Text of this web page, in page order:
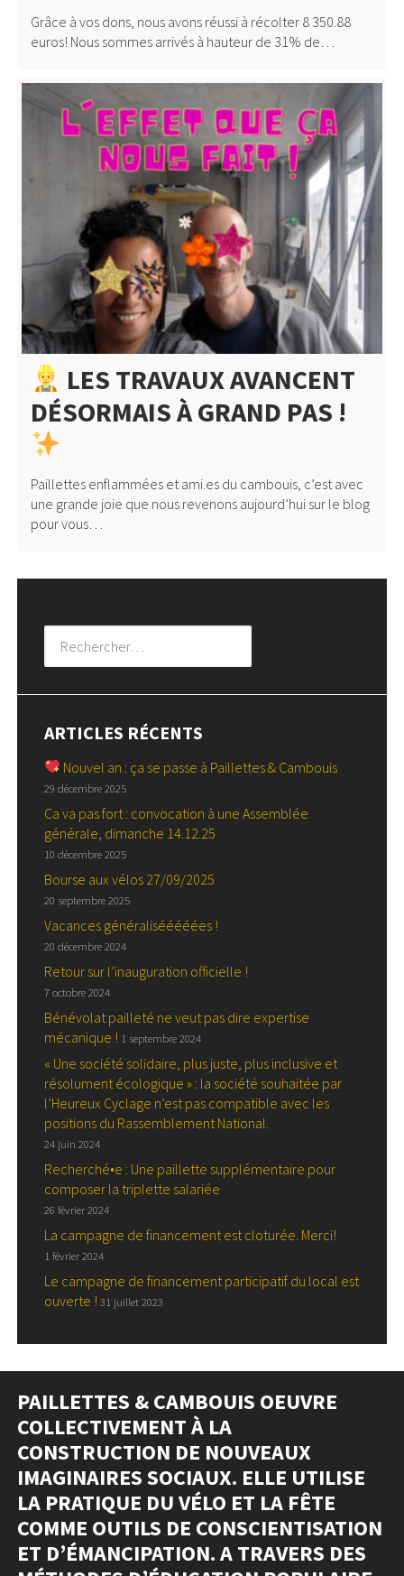
Grâce à vos dons, nous avons réussi à récolter 8 350.88
euros! Nous sommes arrivés à hauteur de 31% de…
LES TRAVAUX AVANCENT
DÉSORMAIS À GRAND PAS !
Paillettes enflammées et ami.es du cambouis, c’est avec
une grande joie que nous revenons aujourd’hui sur le blog
pour vous…
Rechercher :
ARTICLES RÉCENTS
Nouvel an : ça se passe à Paillettes & Cambouis
29 décembre 2025
Ca va pas fort : convocation à une Assemblée
générale, dimanche 14.12.25
10 décembre 2025
Bourse aux vélos 27/09/2025
20 septembre 2025
Vacances généralisééééées !
20 décembre 2024
Retour sur l’inauguration officielle !
7 octobre 2024
Bénévolat pailleté ne veut pas dire expertise
mécanique ! 1 septembre 2024
« Une société solidaire, plus juste, plus inclusive et
résolument écologique » : la société souhaitée par
l’Heureux Cyclage n’est pas compatible avec les
positions du Rassemblement National.
24 juin 2024
Recherché•e : Une paillette supplémentaire pour
composer la triplette salariée
26 février 2024
La campagne de financement est cloturée. Merci!
1 février 2024
Le campagne de financement participatif du local est
ouverte ! 31 juillet 2023
PAILLETTES & CAMBOUIS OEUVRE
COLLECTIVEMENT À LA
CONSTRUCTION DE NOUVEAUX
IMAGINAIRES SOCIAUX. ELLE UTILISE
LA PRATIQUE DU VÉLO ET LA FÊTE
COMME OUTILS DE CONSCIENTISATION
ET D’ÉMANCIPATION. A TRAVERS DES